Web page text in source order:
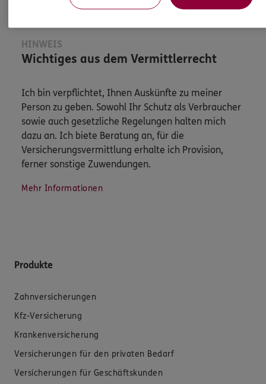
HINWEIS
Wichtiges aus dem Vermittlerrecht
Ich bin verpflichtet, Ihnen Auskünfte zu meiner
Person zu geben. Sowohl Ihr Schutz als Verbraucher
sowie auch gesetzliche Regelungen halten mich
dazu an. Ich biete Beratung an, für die
Versicherungsvermittlung erhalte ich Provision,
ferner sonstige Zuwendungen.
Mehr Informationen
Produkte
Zahnversicherungen
Kfz-Versicherung
Krankenversicherung
Versicherungen für den privaten Bedarf
Versicherungen für Geschäftskunden